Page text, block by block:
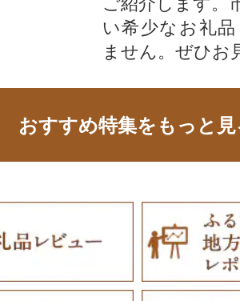
い希少なお礼
ません。ぜひお
おすすめ特集をもっと